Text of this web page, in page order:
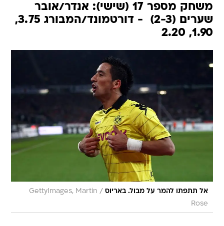
משחק מספר 17 (שישי): אנדר/אובר
שערים‎ (2-3) ‎ - דורטמונד/המבורג 3.75,
1.90, 2.20
אל תתפתו להמר על מבול. באריוס /
GettyImages, Martin
Rose